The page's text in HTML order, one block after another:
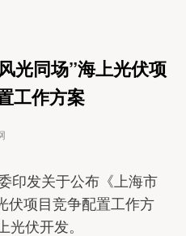
光同场”海上光伏项
工作方案
印发关于公布《上海市
伏项目竞争配置工作方
伏开发。